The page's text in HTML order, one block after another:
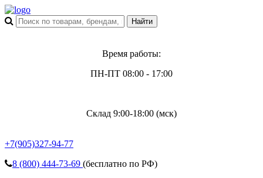
Время работы:
ПН-ПТ 08:00 - 17:00
Склад 9:00-18:00 (мск)
+7(905)327-94-77
8 (800) 444-73-69 (бесплатно по РФ)